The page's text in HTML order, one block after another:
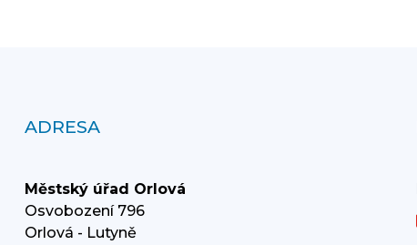
ADRESA
Městský úřad Orlová
Osvobození 796
Orlová - Lutyně